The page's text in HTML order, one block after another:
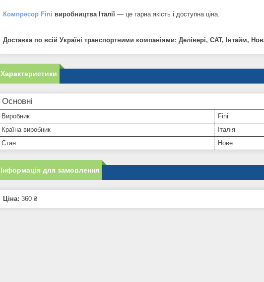
Компресор Fini виробництва Італії — це гарна якість і доступна ціна.
Доставка по всій Україні транспортними компаніями: Делівері, САТ, Інтайм,
Характеристики
Основні
Виробник
Fini
Країна виробник
Італія
Стан
Нове
Інформація для замовлення
Ціна: 360 ₴